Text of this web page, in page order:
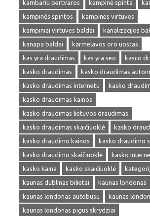
kambariu pertvaros
kampinė spinta
kampinės spintos
kampines virtuves
kampiniai virtuves baldai
kanalizacijos
kanapa baldai
karmelavos oro uostas
kas yra draudimas
kas yra seo
kasco
kasko draudimas
kasko draudimas
kasko draudimas internetu
kasko
kasko draudimas kainos
kasko draudimas lietuvos draudimas
kasko draudimas skaičiuoklė
kasko
kasko draudimo kainos
kasko draudimo
kasko draudimo skaičiuoklė
kasko
kasko kaina
kasko skaičiuoklė
kaunas dublinas bilietai
kaunas londonas
kaunas londonas autobusu
kaunas
kaunas londonas pigus skrydziai